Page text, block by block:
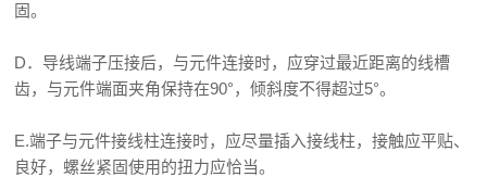
固。
D．导线端子压接后，与元件连接时，应穿过最近距离的线槽
齿，与元件端面夹角保持在90°，倾斜度不得超过5°。
E.端子与元件接线柱连接时，应尽量插入接线柱，接触应平贴、
良好，螺丝紧固使用的扭力应恰当。